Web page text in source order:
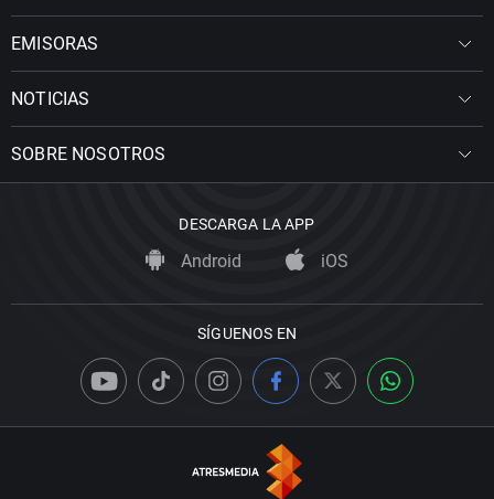
EMISORAS
NOTICIAS
SOBRE NOSOTROS
DESCARGA LA APP
Android iOS
SÍGUENOS EN